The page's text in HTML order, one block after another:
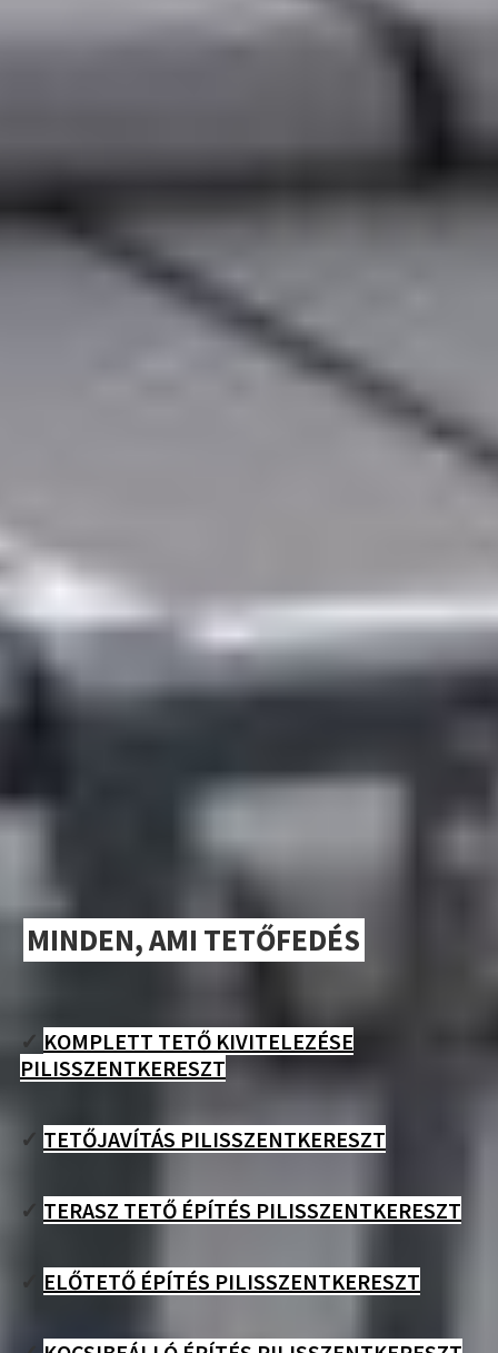
MINDEN, AMI TETŐFEDÉS
✓ KOMPLETT TETŐ KIVITELEZÉSE
PILISSZENTKERESZT
✓ TETŐJAVÍTÁS PILISSZENTKERESZT
✓ TERASZ TETŐ ÉPÍTÉS PILISSZENTKERESZT
ELŐTETŐ ÉPÍTÉS PILISSZENTKERESZT